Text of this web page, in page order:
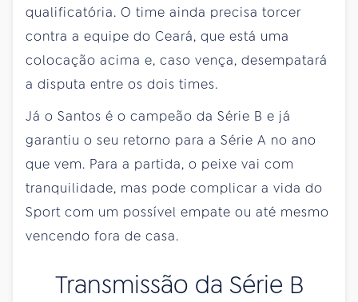
qualificatória. O time ainda precisa torcer
contra a equipe do Ceará, que está uma
colocação acima e, caso vença, desempatará
a disputa entre os dois times.
Já o Santos é o campeão da Série B e já
garantiu o seu retorno para a Série A no ano
que vem. Para a partida, o peixe vai com
tranquilidade, mas pode complicar a vida do
Sport com um possível empate ou até mesmo
vencendo fora de casa.
Transmissão da Série B